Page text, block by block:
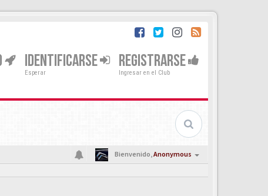
IDENTIFICARSE
Esperar
REGISTRARSE
Ingresar en el Club
Bienvenido,Anonymous